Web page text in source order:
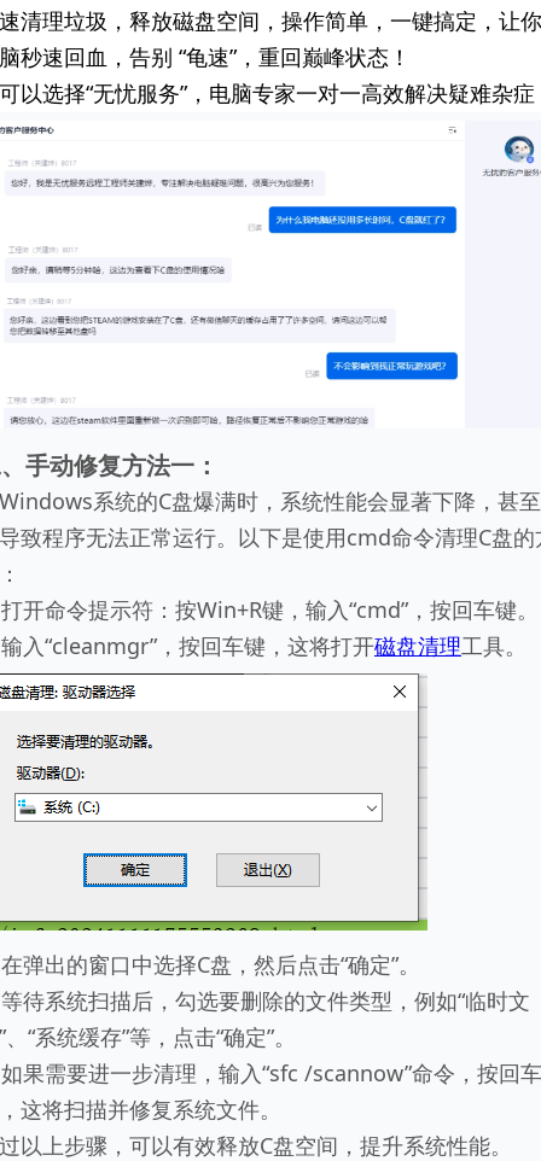
清理垃圾，释放磁盘空间，操作简单，一键搞定，让
秒速回血，告别 “龟速”，重回巅峰状态！
以选择“无忧服务”，电脑专家一对一高效解决疑难杂症
手动修复方法一：
系统的C盘爆满时，系统性能会显著下降，甚
致程序无法正常运行。以下是使用cmd命令清理C盘的
开命令提示符：按Win+R键，输入“cmd”，按回车键。
入“cleanmgr”，按回车键，这将打开磁盘清理工具。
弹出的窗口中选择C盘，然后点击“确定”。
待系统扫描后，勾选要删除的文件类型，例如“临时文
、“系统缓存”等，点击“确定”。
果需要进一步清理，输入“sfc /scannow”命令，按回车
这将扫描并修复系统文件。
以上步骤，可以有效释放C盘空间，提升系统性能。